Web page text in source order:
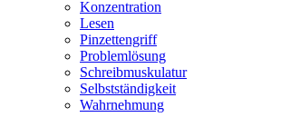
Konzentration
Lesen
Pinzettengriff
Problemlösung
Schreibmuskulatur
Selbstständigkeit
Wahrnehmung